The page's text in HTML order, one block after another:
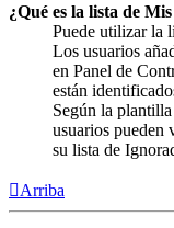
¿Qué es la lista de
Puede utilizar la
Los usuarios
en Panel de
están
Según la
usuarios pueden
su lista de
Arriba